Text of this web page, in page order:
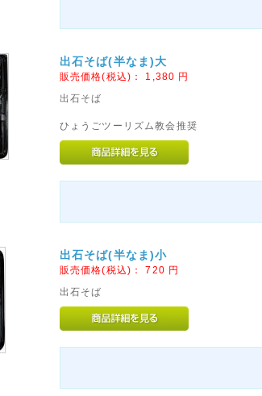
出石そば(半なま)大
販売価格(税込)： 1,380 円
出石そば
ひょうごツーリズム教会推奨
出石そば(半なま)小
販売価格(税込)：720 円
出石そば